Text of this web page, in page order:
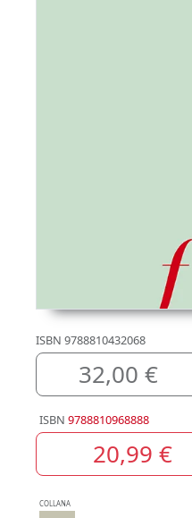
ISBN 9788810432068
32,00 €
ISBN 9788810968888
20,99 €
COLLANA